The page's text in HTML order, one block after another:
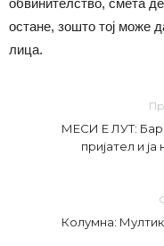
обвинителство, смета
остане, зошто тој може
лица.
МЕСИ Е ЛУТ:
пријател и
Колумна: